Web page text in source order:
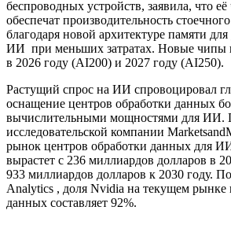
беспроводных устройств, заявила, что
обеспечат производительность
благодаря новой архитектуре памяти
ИИ при меньших затратах. Новые чипы
в 2026 году (AI200) и 2027 году (AI250).
Растущий спрос на ИИ спровоцировал
оснащение центров обработки данных
вычислительными мощностями для ИИ.
исследовательской компании
рынок центров обработки данных для
вырастет с 236 миллиардов долларов в
933 миллиардов долларов к 2030 году.
Analytics , доля Nvidia на текущем рынке
данных составляет 92%.